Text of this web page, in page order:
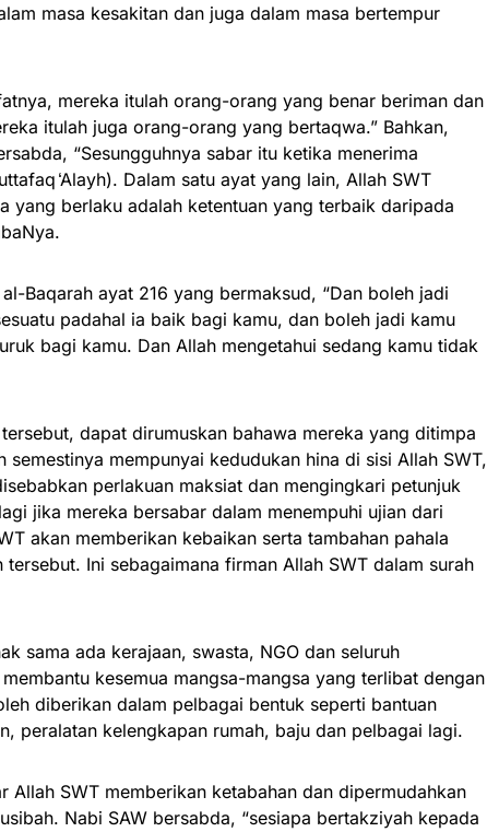
masa kesakitan dan juga dalam masa bertempur
mereka itulah orang-orang yang benar beriman dan
itulah juga orang-orang yang bertaqwa.” Bahkan,
“Sesungguhnya sabar itu ketika menerima
̒Alayh). Dalam satu ayat yang lain, Allah SWT
yang berlaku adalah ketentuan yang terbaik daripada
Baqarah ayat 216 yang bermaksud, “Dan boleh jadi
padahal ia baik bagi kamu, dan boleh jadi kamu
bagi kamu. Dan Allah mengetahui sedang kamu tidak
dapat dirumuskan bahawa mereka yang ditimpa
semestinya mempunyai kedudukan hina di sisi Allah SWT,
perlakuan maksiat dan mengingkari petunjuk
jika mereka bersabar dalam menempuhi ujian dari
akan memberikan kebaikan serta tambahan pahala
Ini sebagaimana firman Allah SWT dalam surah
sama ada kerajaan, swasta, NGO dan seluruh
kesemua mangsa-mangsa yang terlibat dengan
diberikan dalam pelbagai bentuk seperti bantuan
peralatan kelengkapan rumah, baju dan pelbagai lagi.
Allah SWT memberikan ketabahan dan dipermudahkan
Nabi SAW bersabda, “sesiapa bertakziyah kepada